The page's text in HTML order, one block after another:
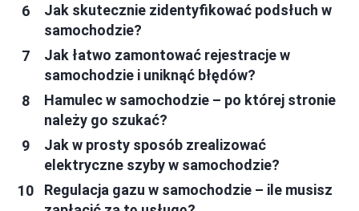
Jak skutecznie zidentyfikować podsłuch w
samochodzie?
Jak łatwo zamontować rejestracje w
samochodzie i uniknąć błędów?
Hamulec w samochodzie – po której stronie
należy go szukać?
Jak w prosty sposób zrealizować
elektryczne szyby w samochodzie?
Regulacja gazu w samochodzie – ile musisz